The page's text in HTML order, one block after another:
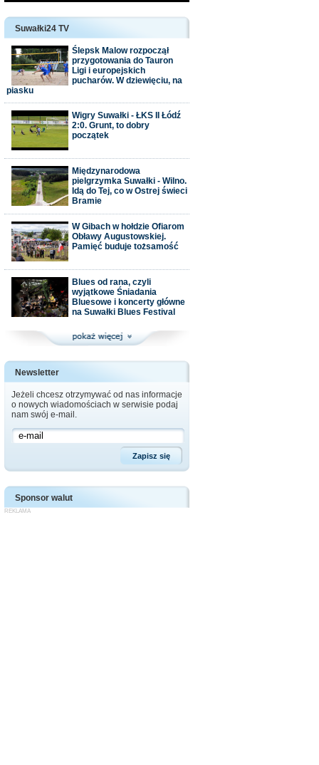
Suwałki24 TV
Ślepsk Malow rozpoczął
przygotowania do Tauron
Ligi i europejskich
pucharów. W dziewięciu, na
piasku
Wigry Suwałki - ŁKS II Łódź
2:0. Grunt, to dobry
początek
Międzynarodowa
pielgrzymka Suwałki - Wilno.
Idą do Tej, co w Ostrej świeci
Bramie
W Gibach w hołdzie Ofiarom
Obławy Augustowskiej.
Pamięć buduje tożsamość
Blues od rana, czyli
wyjątkowe Śniadania
Bluesowe i koncerty główne
na Suwałki Blues Festival
Newsletter
Jeżeli chcesz otrzymywać od nas informacje
o nowych wiadomościach w serwisie podaj
nam swój e-mail.
Sponsor walut